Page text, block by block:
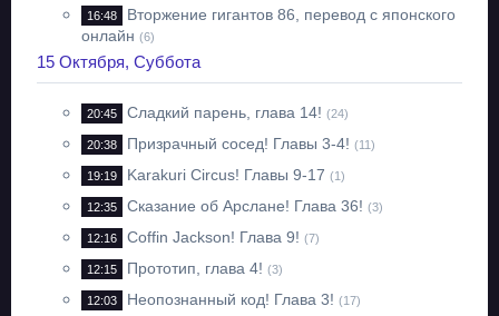
16:48
Вторжение гигантов 86, перевод с японского
онлайн (6)
15 Октября, Суббота
20:45 Сладкий парень, глава 14! (24)
20:38 Призрачный сосед! Главы 3-4! (11)
19:19 Karakuri Circus! Главы 9-17 (1)
12:35 Сказание об Арслане! Глава 36! (3)
12:16 Coffin Jackson! Глава 9! (7)
12:15 Прототип, глава 4! (3)
12:03 Неопознанный код! Глава 3! (17)